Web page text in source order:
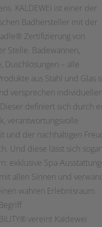
KALDEWEI ist einer der
Badhersteller mit der
® Zertifizierung von
Stelle. Badewannen,
Duschlösungen – alle
aus Stahl und Glas
versprechen individuellen
definiert sich durch
verantwortungsvolle
und der nachhaltigen
Und diese lässt sich sogar
exklusive Spa-
allen Sinnen und
wahren Erlebnisraum.
® vereint Kaldewei